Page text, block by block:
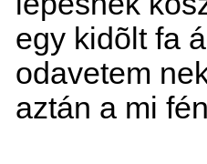
egy kidõlt fa
odavetem
aztán a mi